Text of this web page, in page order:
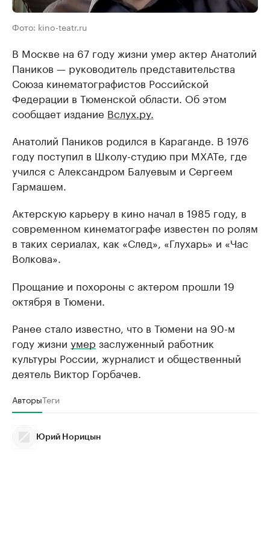
Фото: kino-teatr.ru
В Москве на 67 году жизни умер актер Анатолий
Паников — руководитель представительства
Союза кинематографистов Российской
Федерации в Тюменской области. Об этом
сообщает издание Вслух.ру.
Анатолий Паников родился в Караганде. В 1976
году поступил в Школу-студию при МХАТе, где
учился с Александром Балуевым и Сергеем
Гармашем.
Актерскую карьеру в кино начал в 1985 году, в
современном кинематографе известен по ролям
в таких сериалах, как «След», «Глухарь» и «Час
Волкова».
Прощание и похороны с актером прошли 19
октября в Тюмени.
Ранее стало известно, что в Тюмени на 90-м
году жизни умер заслуженный работник
культуры России, журналист и общественный
деятель Виктор Горбачев.
АвторыТеги
Юрий Норицын